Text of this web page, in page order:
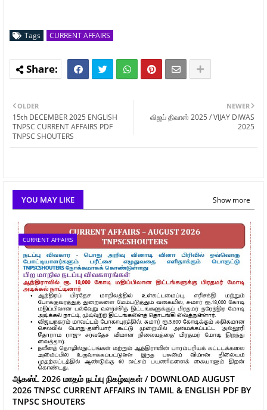
Tags CURRENT AFFAIRS
NEWER
விஜய் திவாஸ் 2025 / VIJAY DIWAS
2025
OLDER
15th DECEMBER 2025 ENGLISH
TNPSC CURRENT AFFAIRS PDF
TNPSC SHOUTERS
YOU MAY LIKE Show more
CURRENT AFFAIRS
ஆகஸ்ட் 2026 மாதம் நடப்பு நிகழ்வுகள் / DOWNLOAD AUGUST
2026 TNPSC CURRENT AFFAIRS IN TAMIL & ENGLISH PDF BY
TNPSC SHOUTERS